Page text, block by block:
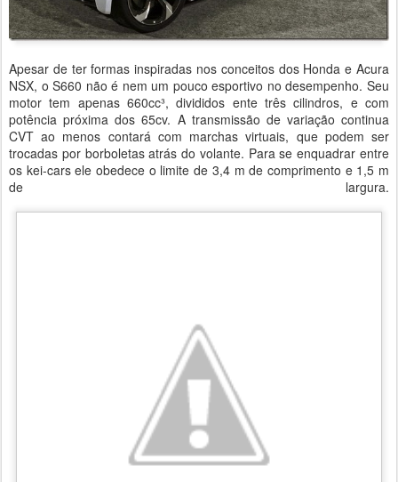
Apesar de ter formas inspiradas nos conceitos dos Honda e Acura
NSX, o S660 não é nem um pouco esportivo no desempenho. Seu
motor tem apenas 660cc³, divididos ente três cilindros, e com
potência próxima dos 65cv. A transmissão de variação continua
CVT ao menos contará com marchas virtuais, que podem ser
trocadas por borboletas atrás do volante. Para se enquadrar entre
os kei-cars ele obedece o limite de 3,4 m de comprimento e 1,5 m
de largura.